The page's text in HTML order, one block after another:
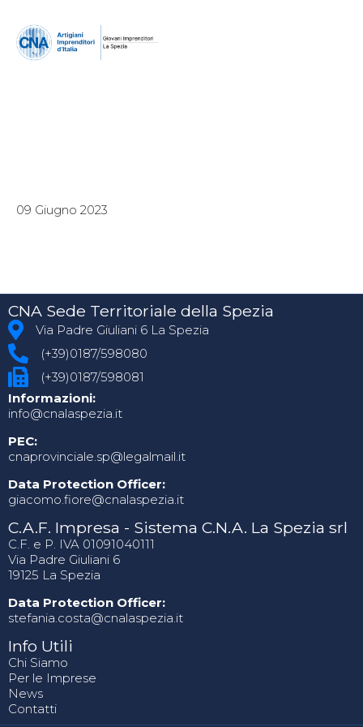
09 Giugno 2023
CNA Sede Territoriale della Spezia
Via Padre Giuliani 6 La Spezia
(+39)0187/598080
(+39)0187/598081
Informazioni:
info@cnalaspezia.it
PEC:
cnaprovinciale.sp@legalmail.it
Data Protection Officer:
giacomo.fiore@cnalaspezia.it
C.A.F. Impresa - Sistema C.N.A. La Spezia srl
C.F. e P. IVA 01091040111
Via Padre Giuliani 6
19125 La Spezia
Data Protection Officer:
stefania.costa@cnalaspezia.it
Info Utili
Chi Siamo
Per le Imprese
News
Contatti